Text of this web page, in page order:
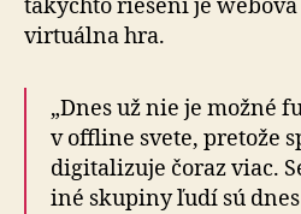
takýchto riešení je
virtuálna hra.
„Dnes už nie je možné
v offline svete, pretože
digitalizuje čoraz viac.
iné skupiny ľudí sú